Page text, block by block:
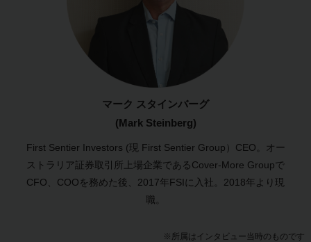
マーク スタインバーグ
(Mark Steinberg)
First Sentier Investors (現 First Sentier Group）CEO。オー
ストラリア証券取引所上場企業であるCover-More Groupで
CFO、COOを務めた後、2017年FSIに入社。2018年より現
職。
※所属はインタビュー当時のものです